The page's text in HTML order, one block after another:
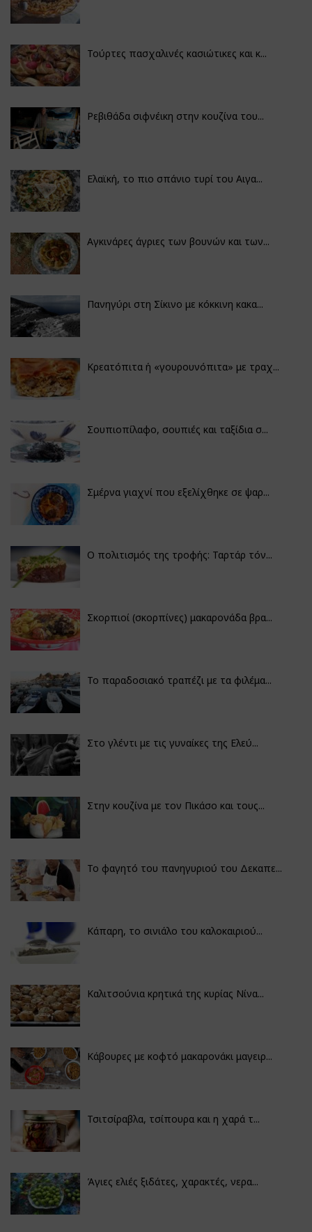
Τούρτες πασχαλινές κασιώτικες και κ...
Ρεβιθάδα σιφνέικη στην κουζίνα του...
Ελαϊκή, το πιο σπάνιο τυρί του Αιγα...
Αγκινάρες άγριες των βουνών και των...
Πανηγύρι στη Σίκινο με κόκκινη κακα...
Κρεατόπιτα ή «γουρουνόπιτα» με τραχ...
Σουπιοπίλαφο, σουπιές και ταξίδια σ...
Σμέρνα γιαχνί που εξελίχθηκε σε ψαρ...
Ο πολιτισμός της τροφής: Ταρτάρ τόν...
Σκορπιοί (σκορπίνες) μακαρονάδα βρα...
Το παραδοσιακό τραπέζι με τα φιλέμα...
Στο γλέντι με τις γυναίκες της Ελεύ...
Στην κουζίνα με τον Πικάσο και τους...
Το φαγητό του πανηγυριού του Δεκαπε...
Κάπαρη, το σινιάλο του καλοκαιριού...
Καλιτσούνια κρητικά της κυρίας Νίνα...
Κάβουρες με κοφτό μακαρονάκι μαγειρ...
Τσιτσίραβλα, τσίπουρα και η χαρά τ...
Άγιες ελιές ξιδάτες, χαρακτές, νερα...